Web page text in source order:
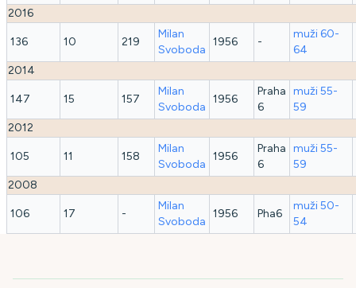
2016
136 10 219
Milan
Svoboda
1956 -
muži 60-
64
2014
147 15 157
Milan
Svoboda
1956
Praha
6
muži 55-
59
2012
105 11 158
Milan
Svoboda
1956
Praha
6
muži 55-
59
2008
106 17 -
Milan
Svoboda
1956 Pha6
muži 50-
54